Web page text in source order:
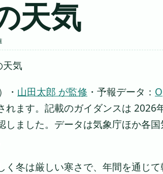
天気
天気
・ 山田太郎 が監修 ・ 予報データ：
れます。記載のガイダンスは 2026
しました。データは気象庁ほか各
冬は厳しい寒さで、年間を通じて